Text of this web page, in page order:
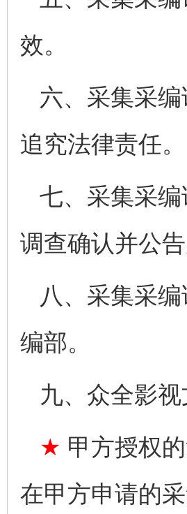
效。
六、采集采
追究法律责任。
七、采集采
调查确认并公
八、采集采
编部。
九、众全影
★ 甲方授权
在甲方申请的